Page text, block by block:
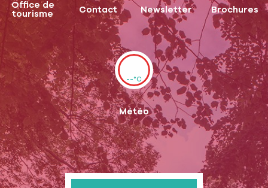
Office de
tourisme
Contact Newsletter Brochures
--°C
Météo